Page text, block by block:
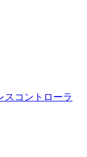
スコントローラ